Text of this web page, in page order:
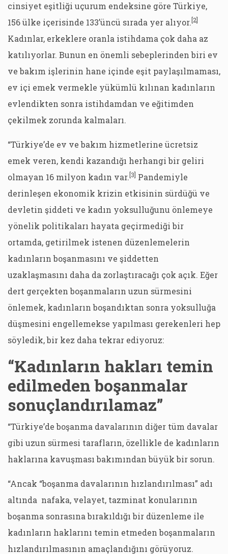
cinsiyet eşitliği uçurum endeksine göre Türkiye,
156 ülke içerisinde 133’üncü sırada yer alıyor.[2]
Kadınlar, erkeklere oranla istihdama çok daha az
katılıyorlar. Bunun en önemli sebeplerinden biri ev
ve bakım işlerinin hane içinde eşit paylaşılmaması,
ev içi emek vermekle yükümlü kılınan kadınların
evlendikten sonra istihdamdan ve eğitimden
çekilmek zorunda kalmaları.
“Türkiye’de ev ve bakım hizmetlerine ücretsiz
emek veren, kendi kazandığı herhangi bir geliri
olmayan 16 milyon kadın var.[3] Pandemiyle
derinleşen ekonomik krizin etkisinin sürdüğü ve
devletin şiddeti ve kadın yoksulluğunu önlemeye
yönelik politikaları hayata geçirmediği bir
ortamda, getirilmek istenen düzenlemelerin
kadınların boşanmasını ve şiddetten
uzaklaşmasını daha da zorlaştıracağı çok açık. Eğer
dert gerçekten boşanmaların uzun sürmesini
önlemek, kadınların boşandıktan sonra yoksulluğa
düşmesini engellemekse yapılması gerekenleri hep
söyledik, bir kez daha tekrar ediyoruz:
“Kadınların hakları temin
edilmeden boşanmalar
sonuçlandırılamaz”
“Türkiye’de boşanma davalarının diğer tüm davalar
gibi uzun sürmesi tarafların, özellikle de kadınların
haklarına kavuşması bakımından büyük bir sorun.
“Ancak “boşanma davalarının hızlandırılması” adı
altında nafaka, velayet, tazminat konularının
boşanma sonrasına bırakıldığı bir düzenleme ile
kadınların haklarını temin etmeden boşanmaların
hızlandırılmasının amaçlandığını görüyoruz.